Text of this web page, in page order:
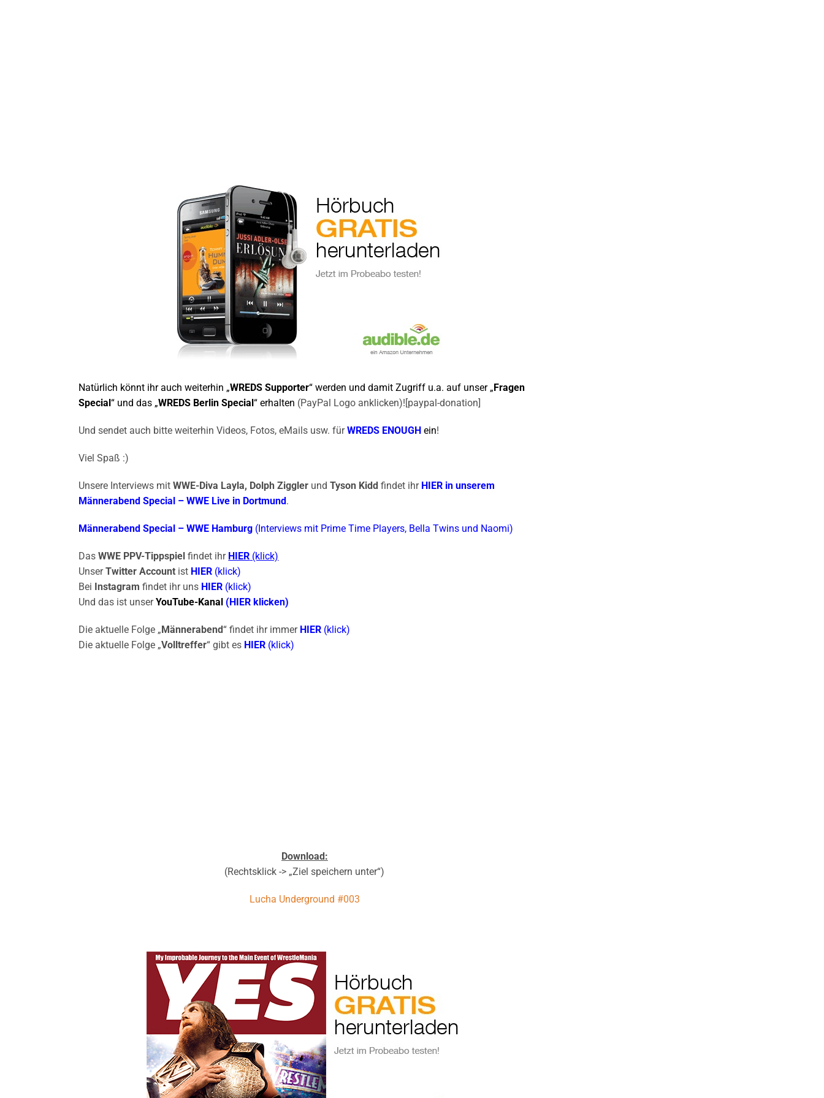
Natürlich könnt ihr auch weiterhin „WREDS Supporter“ werden und damit Zugriff u.a. auf unser „Fragen
Special“ und das „WREDS Berlin Special“ erhalten (PayPal Logo anklicken)![paypal-donation]
Und sendet auch bitte weiterhin Videos, Fotos, eMails usw. fürWREDS ENOUGH ein!
Viel Spaß :)
Unsere Interviews mitWWE-Diva Layla, Dolph Ziggler und Tyson Kidd findet ihr HIER in unserem
Männerabend Special – WWE Live in Dortmund.
Männerabend Special – WWE Hamburg (Interviews mit Prime Time Players, Bella Twins und Naomi)
DasWWE PPV-Tippspiel findet ihr HIER (klick)
UnserTwitter Account ist HIER (klick)
Bei Instagram findet ihr uns HIER (klick)
Und das ist unserYouTube-Kanal (HIER klicken)
Die aktuelle Folge „Männerabend“ findet ihr immer HIER (klick)
Die aktuelle Folge „Volltreffer“ gibt es HIER (klick)
Download:
(Rechtsklick -> „Ziel speichern unter“)
Lucha Underground #003